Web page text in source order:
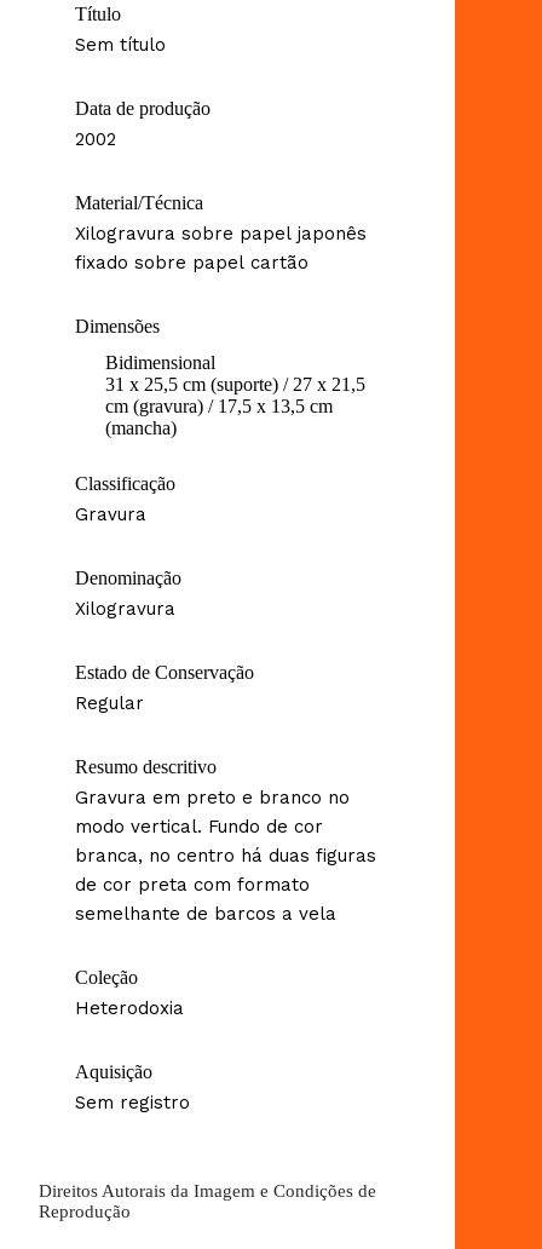
Título
Sem título
Data de produção
2002
Material/Técnica
Xilogravura sobre papel japonês
fixado sobre papel cartão
Dimensões
Bidimensional
31 x 25,5 cm (suporte) / 27 x 21,5
cm (gravura) / 17,5 x 13,5 cm
(mancha)
Classificação
Gravura
Denominação
Xilogravura
Estado de Conservação
Regular
Resumo descritivo
Gravura em preto e branco no
modo vertical. Fundo de cor
branca, no centro há duas figuras
de cor preta com formato
semelhante de barcos a vela
Coleção
Heterodoxia
Aquisição
Sem registro
Direitos Autorais da Imagem e Condições de
Reprodução